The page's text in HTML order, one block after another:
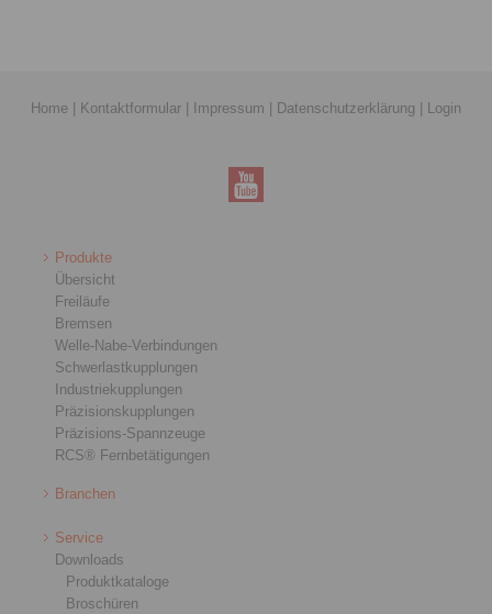
Home Kontaktformular Impressum Datenschutzerklärung Login
Produkte
Übersicht
Freiläufe
Bremsen
Welle-Nabe-Verbindungen
Schwerlastkupplungen
Industriekupplungen
Präzisionskupplungen
Präzisions-Spannzeuge
RCS® Fernbetätigungen
Branchen
Service
Downloads
Produktkataloge
Broschüren